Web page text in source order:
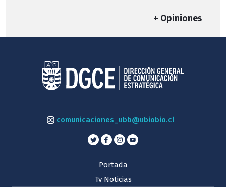
+ Opiniones
comunicaciones_ubb@ubiobio.cl
Portada
Tv Noticias